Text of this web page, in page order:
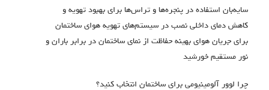
سایه‌بان استفاده در پنجره‌ها و تراس‌ها برای بهبود تهویه و
کاهش دمای داخلی نصب در سیستم‌های تهویه هوای ساختمان
برای جریان هوای بهینه حفاظت از نمای ساختمان در برابر باران و
نور مستقیم خورشید
چرا لوور آلومینیومی برای ساختمان انتخاب کنید؟